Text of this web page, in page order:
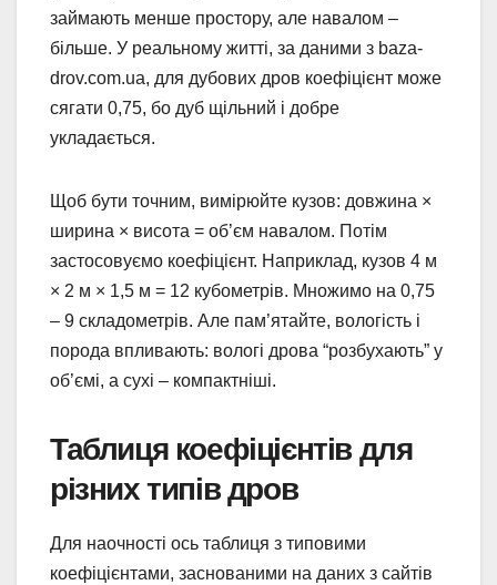
займають менше простору, але навалом –
більше. У реальному житті, за даними з baza-
drov.com.ua, для дубових дров коефіцієнт може
сягати 0,75, бо дуб щільний і добре
укладається.
Щоб бути точним, вимірюйте кузов: довжина ×
ширина × висота = об’єм навалом. Потім
застосовуємо коефіцієнт. Наприклад, кузов 4 м
× 2 м × 1,5 м = 12 кубометрів. Множимо на 0,75
– 9 складометрів. Але пам’ятайте, вологість і
порода впливають: вологі дрова “розбухають” у
об’ємі, а сухі – компактніші.
Таблиця коефіцієнтів для
різних типів дров
Для наочності ось таблиця з типовими
коефіцієнтами, заснованими на даних з сайтів